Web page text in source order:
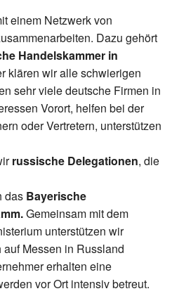
einem Netzwerk von
Dazu gehört
Handelskammer in
klären wir alle schwierigen
sehr viele deutsche Firmen in
Vorort, helfen bei der
oder Vertretern, unterstützen
russische Delegationen, die
das Bayerische
Gemeinsam mit dem
unterstützen wir
Messen in Russland
erhalten eine
vor Ort intensiv betreut.